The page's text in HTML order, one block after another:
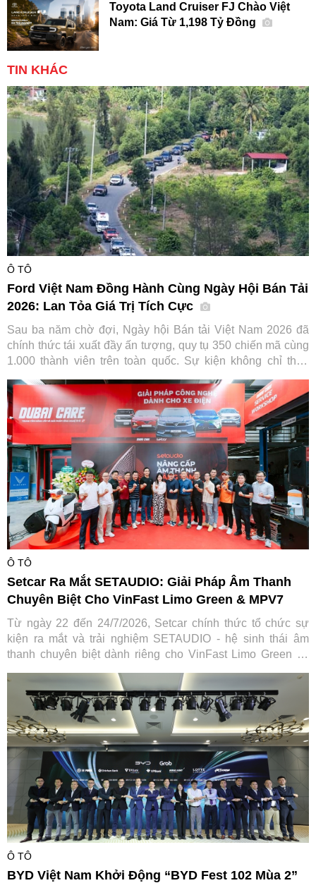
Toyota Land Cruiser FJ Chào Việt
Nam: Giá Từ 1,198 Tỷ Đồng
TIN KHÁC
Ô TÔ
Ford Việt Nam Đồng Hành Cùng Ngày Hội Bán Tải
2026: Lan Tỏa Giá Trị Tích Cực
Sau ba năm chờ đợi, Ngày hội Bán tải Việt Nam 2026 đã
chính thức tái xuất đầy ấn tượng, quy tụ 350 chiến mã cùng
1.000 thành viên trên toàn quốc. Sự kiện không chỉ thỏa
Việt Nam trong hành trình gắn kết và lan tỏa giá trị tích cực
cho cộng đồng.
Ô TÔ
Setcar Ra Mắt SETAUDIO: Giải Pháp Âm Thanh
Chuyên Biệt Cho VinFast Limo Green & MPV7
Từ ngày 22 đến 24/7/2026, Setcar chính thức tổ chức sự
kiện ra mắt và trải nghiệm SETAUDIO - hệ sinh thái âm
thanh chuyên biệt dành riêng cho VinFast Limo Green và
cũ đổi mới" tiết kiệm tới 7,2 triệu đồng.
Ô TÔ
BYD Việt Nam Khởi Động “BYD Fest 102 Mùa 2”